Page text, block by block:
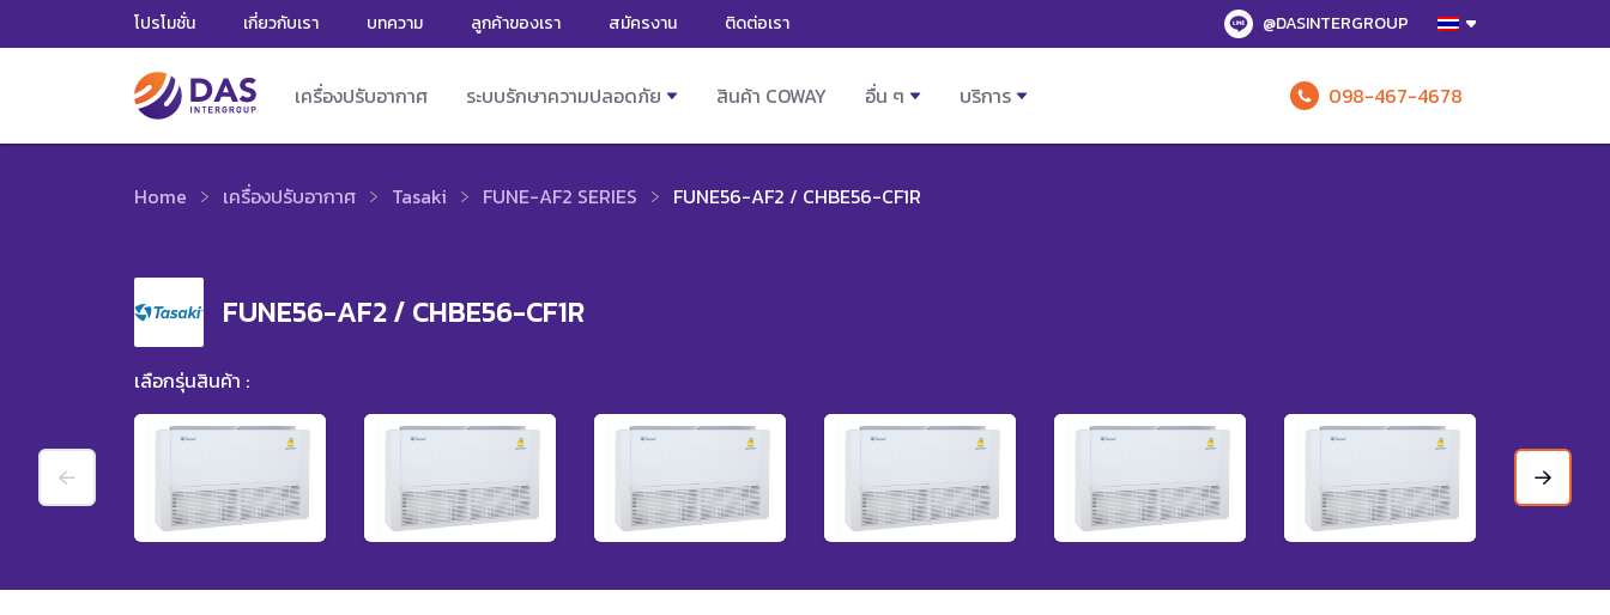
โปรโมชั่น เกี่ยวกับเรา บทความ ลูกค้าของเรา สมัครงาน ติดต่อเรา @DASINTERGROUP
เครื่องปรับอากาศ ระบบรักษาความปลอดภัย สินค้า COWAY อื่น ๆ บริการ 098-467-4678
Home เครื่องปรับอากาศ Tasaki FUNE-AF2 SERIES FUNE56-AF2 / CHBE56-CF1R
FUNE56-AF2 / CHBE56-CF1R
เลือกรุ่นสินค้า :